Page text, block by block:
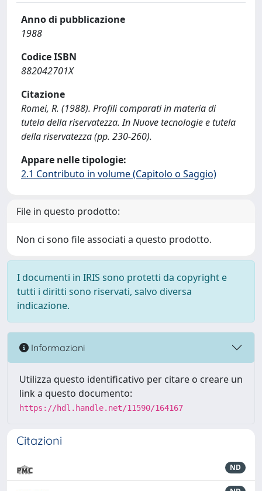
Anno di pubblicazione
1988
Codice ISBN
882042701X
Citazione
Romei, R. (1988). Profili comparati in materia di
tutela della riservatezza. In Nuove tecnologie e tutela
della riservatezza (pp. 230-260).
Appare nelle tipologie:
2.1 Contributo in volume (Capitolo o Saggio)
File in questo prodotto:
Non ci sono file associati a questo prodotto.
I documenti in IRIS sono protetti da copyright e
tutti i diritti sono riservati, salvo diversa
indicazione.
Informazioni
Utilizza questo identificativo per citare o creare un
link a questo documento:
https://hdl.handle.net/11590/164167
Citazioni
ND